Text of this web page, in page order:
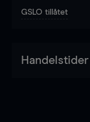
GSLO tillåtet